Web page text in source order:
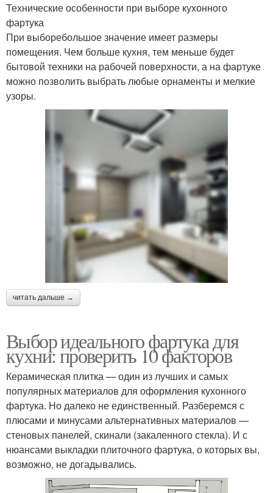
Технические особенности при выборе кухонного
фартука
При выборебольшое значение имеет размеры
помещения. Чем больше кухня, тем меньше будет
бытовой техники на рабочей поверхности, а на фартуке
можно позволить выбрать любые орнаменты и мелкие
узоры.
читать дальше →
Выбор идеального фартука для
кухни: проверить 10 факторов
Керамическая плитка — один из лучших и самых
популярных материалов для оформления кухонного
фартука. Но далеко не единственный. Разберемся с
плюсами и минусами альтернативных материалов —
стеновых панелей, скинали (закаленного стекла). И с
нюансами выкладки плиточного фартука, о которых вы,
возможно, не догадывались.